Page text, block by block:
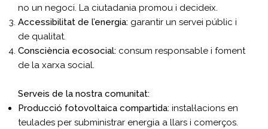
no un negoci. La ciutadania promou i decideix.
Accessibilitat de l’energia: garantir un servei públic i
de qualitat.
Consciència ecosocial: consum responsable i foment
de la xarxa social.
Serveis de la nostra comunitat:
Producció fotovoltaica compartida: instal·lacions en
teulades per subministrar energia a llars i comerços.